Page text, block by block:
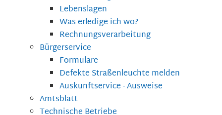
Lebenslagen
Was erledige ich wo?
Rechnungsverarbeitung
Bürgerservice
Formulare
Defekte Straßenleuchte melden
Auskunftservice - Ausweise
Amtsblatt